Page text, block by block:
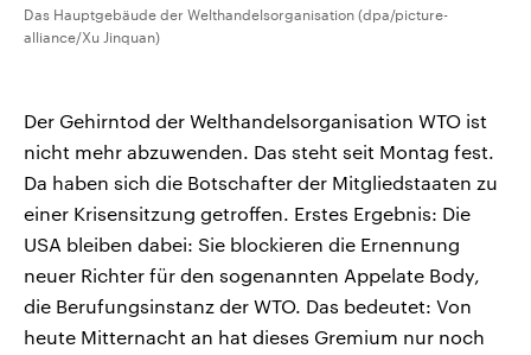
Das Hauptgebäude der Welthandelsorganisation (dpa/picture-
alliance/Xu Jinquan)
Der Gehirntod der Welthandelsorganisation WTO ist
nicht mehr abzuwenden. Das steht seit Montag fest.
Da haben sich die Botschafter der Mitgliedstaaten zu
einer Krisensitzung getroffen. Erstes Ergebnis: Die
USA bleiben dabei: Sie blockieren die Ernennung
neuer Richter für den sogenannten Appelate Body,
die Berufungsinstanz der WTO. Das bedeutet: Von
heute Mitternacht an hat dieses Gremium nur noch